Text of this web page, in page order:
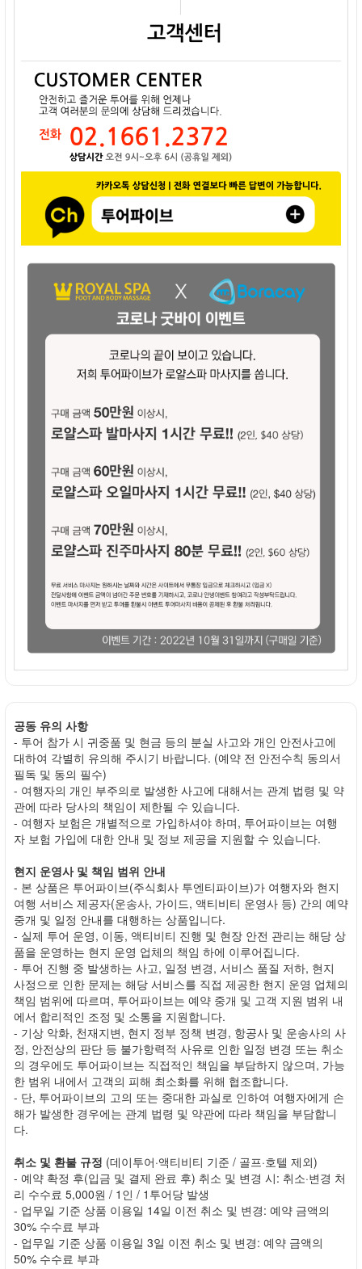
공동 유의 사항
- 투어 참가 시 귀중품 및 현금 등의 분실 사고와 개인 안전사고에
대하여 각별히 유의해 주시기 바랍니다. (예약 전 안전수칙 동의서
필독 및 동의 필수)
- 여행자의 개인 부주의로 발생한 사고에 대해서는 관계 법령 및 약
관에 따라 당사의 책임이 제한될 수 있습니다.
- 여행자 보험은 개별적으로 가입하셔야 하며, 투어파이브는 여행
자 보험 가입에 대한 안내 및 정보 제공을 지원할 수 있습니다.
현지 운영사 및 책임 범위 안내
- 본 상품은 투어파이브(주식회사 투엔티파이브)가 여행자와 현지
여행 서비스 제공자(운송사, 가이드, 액티비티 운영사 등) 간의 예약
중개 및 일정 안내를 대행하는 상품입니다.
- 실제 투어 운영, 이동, 액티비티 진행 및 현장 안전 관리는 해당 상
품을 운영하는 현지 운영 업체의 책임 하에 이루어집니다.
- 투어 진행 중 발생하는 사고, 일정 변경, 서비스 품질 저하, 현지
사정으로 인한 문제는 해당 서비스를 직접 제공한 현지 운영 업체의
책임 범위에 따르며, 투어파이브는 예약 중개 및 고객 지원 범위 내
에서 합리적인 조정 및 소통을 지원합니다.
- 기상 악화, 천재지변, 현지 정부 정책 변경, 항공사 및 운송사의 사
정, 안전상의 판단 등 불가항력적 사유로 인한 일정 변경 또는 취소
의 경우에도 투어파이브는 직접적인 책임을 부담하지 않으며, 가능
한 범위 내에서 고객의 피해 최소화를 위해 협조합니다.
- 단, 투어파이브의 고의 또는 중대한 과실로 인하여 여행자에게 손
해가 발생한 경우에는 관계 법령 및 약관에 따라 책임을 부담합니
다.
취소 및 환불 규정 (데이투어·액티비티 기준 / 골프·호텔 제외)
- 예약 확정 후(입금 및 결제 완료 후) 취소 및 변경 시: 취소·변경 처
리 수수료 5,000원 / 1인 / 1투어당 발생
- 업무일 기준 상품 이용일 14일 이전 취소 및 변경: 예약 금액의
30% 수수료 부과
- 업무일 기준 상품 이용일 3일 이전 취소 및 변경: 예약 금액의
50% 수수료 부과